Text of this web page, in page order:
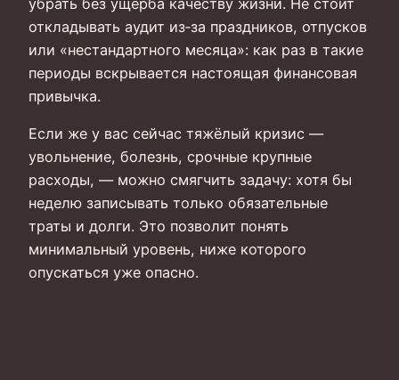
убрать без ущерба качеству жизни. Не стоит
откладывать аудит из‑за праздников, отпусков
или «нестандартного месяца»: как раз в такие
периоды вскрывается настоящая финансовая
привычка.
Если же у вас сейчас тяжёлый кризис —
увольнение, болезнь, срочные крупные
расходы, — можно смягчить задачу: хотя бы
неделю записывать только обязательные
траты и долги. Это позволит понять
минимальный уровень, ниже которого
опускаться уже опасно.